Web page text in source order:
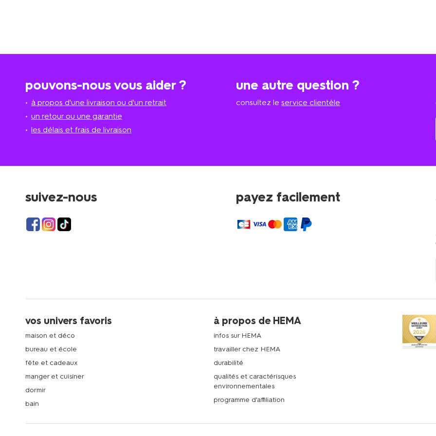
pouvons-nous vous aider ?
à propos d'une livraison ou d'un retrait
un retour ou une garantie
les délais et frais de livraison
une autre question ?
consultez leservice clientèle
suivez-nous payez facilement
vos univers favoris
maison et déco
bureau et école
fête et cadeaux
manger et cuisiner
dormir
bain
à propos de HEMA
infos sur HEMA
travailler chez HEMA
durabilité
qualités et caractérisques
environnementales
programme d'affiliation